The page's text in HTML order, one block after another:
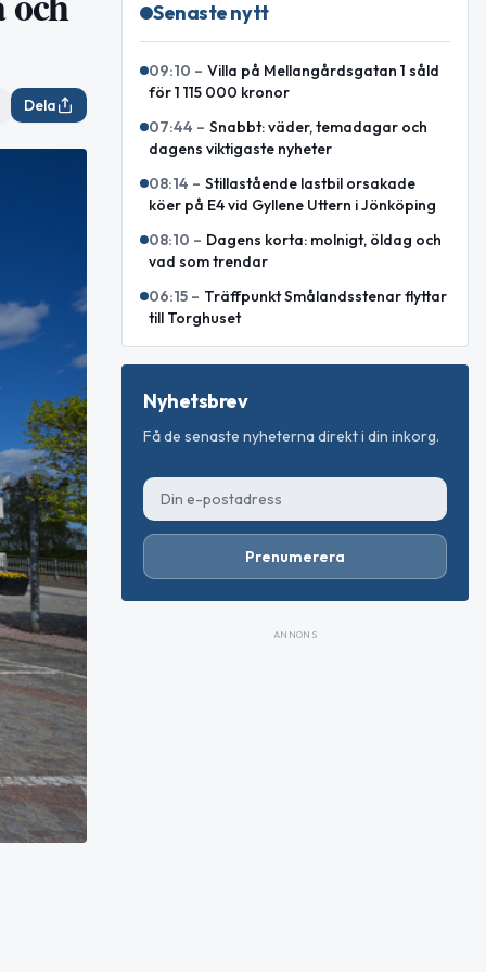
Dela
Senaste nytt
09:10 – Villa på Mellangårdsgatan 1 såld
för 1 115 000 kronor
07:44 – Snabbt: väder, temadagar och
dagens viktigaste nyheter
08:14 – Stillastående lastbil orsakade
köer på E4 vid Gyllene Uttern i Jönköping
08:10 – Dagens korta: molnigt, öldag och
vad som trendar
06:15 – Träffpunkt Smålandsstenar flyttar
till Torghuset
Nyhetsbrev
Få de senaste nyheterna direkt i din inkorg.
Prenumerera
ANNONS